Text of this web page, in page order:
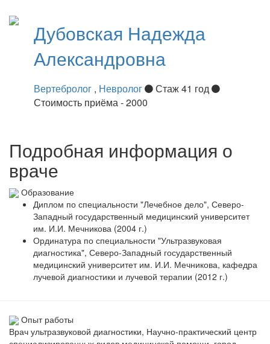
Дубовская Надежда
Александровна
Вертебролог , Невролог
Стаж 41 год
Стоимость приёма - 2000
Подробная информация о
враче
Образование
Диплом по специальности "Лечебное дело", Северо-
Западный государственный медицинский университет
им. И.И. Мечникова (2004 г.)
Ординатура по специальности "Ультразвуковая
диагностика", Северо-Западный государственный
медицинский университет им. И.И. Мечникова, кафедра
лучевой диагностики и лучевой терапии (2012 г.)
Опыт работы
Врач ультразвуковой диагностики, Научно-практический центр